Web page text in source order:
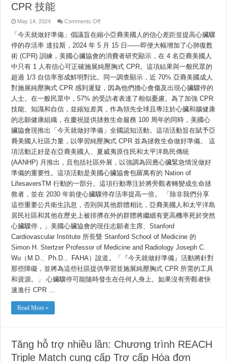
CPR 技能
May 14, 2024 Comments Offon
活
動
旨
在
賦
亞
裔
美
國
人
社
區
能
拯
救
生
命
的
技
能
「今天就做好準備」倡議旨在縮小亞裔美國人的信心差距並提高心臟驟
停的存活率 達拉斯，2024 年 5 月 15 日——即便大幅增加了心肺復甦
術 (CPR) 訓練，美國心臟協會的消費者研究顯示，在 4 名亞裔美國人
中只有 1 人有信心可正確施展純壓胸式 CPR。這項結果與一般民眾的
超過 1/3 自信率形成鮮明對比。同一調查顯示，近 70% 亞裔美國成人
對施展純壓胸式 CPR 感到遲疑，因為他們擔心會傷及出現心臟驟停的
人士。在一般民眾中，57% 的受訪者表達了相似憂慮。為了加強 CPR
技能、知識和自信，並縮短差異，作為領先全球且專注於心臟和腦健康
的志願健康組織，在慶祝提供拯救生命服務 100 周年的同時，美國心
臟協會現推出「今天就做好準備」全國認知活動。這項活動旨在賦予亞
裔美國人社區力量，以學習純壓胸式 CPR 並為拯救生命做好準備。 這
項活動正好是在亞裔美國人、夏威夷原住民和太平洋島民傳統
(AANHP) 月推出，且包括社區外展，以強調為回應心臟緊急情況做好
準備的重要性。這項活動是美國心臟協會包羅萬有的 Nation of
LifesaversTM 行動的一部分。這項行動專注於將旁觀者轉變成生命拯
救者，並在 2030 年前使心臟驟停存活率提高一倍。 「除非我們分享
這些重要公共衛生訊息，否則與其他群體相比，亞裔美國人和太平洋島
居民社區和其他在歷史上被排擠在外的群體將繼續有更高機率死於突然
心臟驟停，」美國心臟協會的現任志願者主席、Stanford
Cardiovascular Institute 所長暨 Stanford School of Medicine 的
Simon H. Stertzer Professor of Medicine and Radiology Joseph C.
Wu（M.D.、Ph.D.、FAHA）說道。「『今天就做好準備』活動將針對
那些障礙，並將為這些社區提供學習並施展純壓胸式 CPR 所需的工具
和資源。」 心臟驟停可能隨時發生在任何人身上。如果沒有旁觀者快
速進行 CPR …
Read More »
Tăng hỗ trợ nhiều lần: Chương trình REACH
Triple Match cung cấp Trợ cấp Hóa đơn